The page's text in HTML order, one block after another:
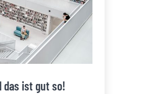
das ist gut so!